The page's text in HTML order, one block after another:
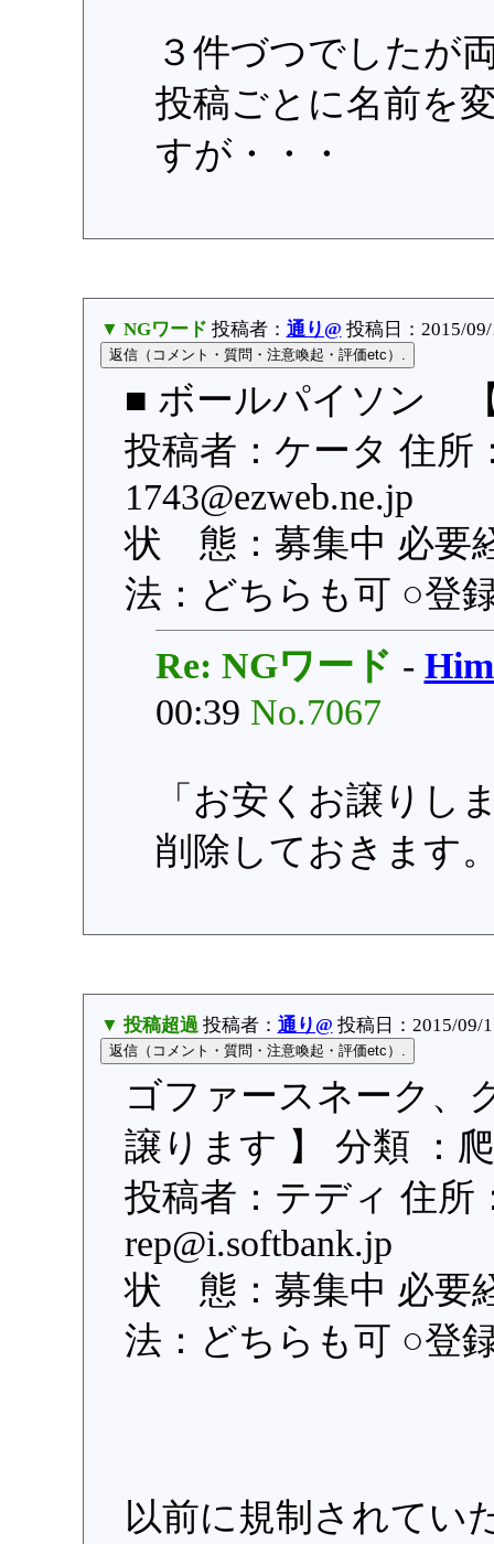
３件づつでしたが
投稿ごとに名前を
すが・・・
▼ NGワード 投稿者： 通り@ 投稿日：2015/
■ ボールパイソン
投稿者：ケータ 住所
状 態：募集中 必要
法：どちらも可 ○登
Re: NGワード -
00:39 No.7067
「お安くお譲りし
削除しておきます
▼ 投稿超過投稿者： 通り@ 投稿日：2015/09/
ゴファースネーク
譲ります 】 分類 ：
投稿者：テディ 住所
状 態：募集中 必要
法：どちらも可 ○登
以前に規制されてい